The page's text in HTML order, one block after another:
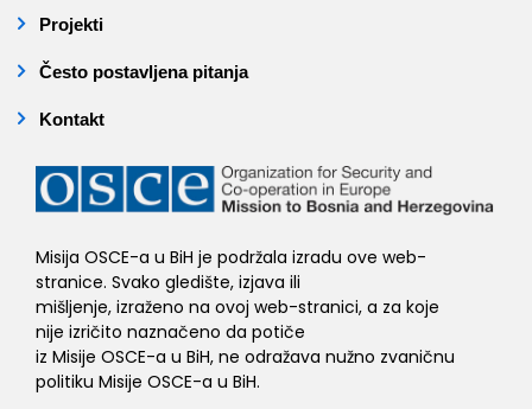
Projekti
Često postavljena pitanja
Kontakt
Misija OSCE-a u BiH je podržala izradu ove web-
stranice. Svako gledište, izjava ili
mišljenje, izraženo na ovoj web-stranici, a za koje
nije izričito naznačeno da potiče
iz Misije OSCE-a u BiH, ne odražava nužno zvaničnu
politiku Misije OSCE-a u BiH.